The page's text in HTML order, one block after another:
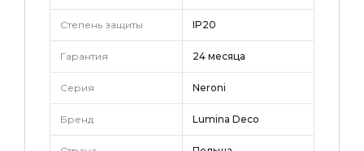
Степень защиты IP20
Гарантия 24 месяца
Серия Neroni
Бренд Lumina Deco